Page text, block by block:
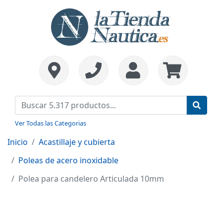
Ver Todas las Categorias
Inicio
Acastillaje y cubierta
Poleas de acero inoxidable
Polea para candelero Articulada 10mm